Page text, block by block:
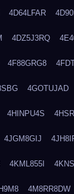
4D64LFAR
4DZ5J3RQ
4F88GRG8
4GOTUJAD
4HINPU4S
4JGM8GIJ
4KML855I
4M8RR8DW